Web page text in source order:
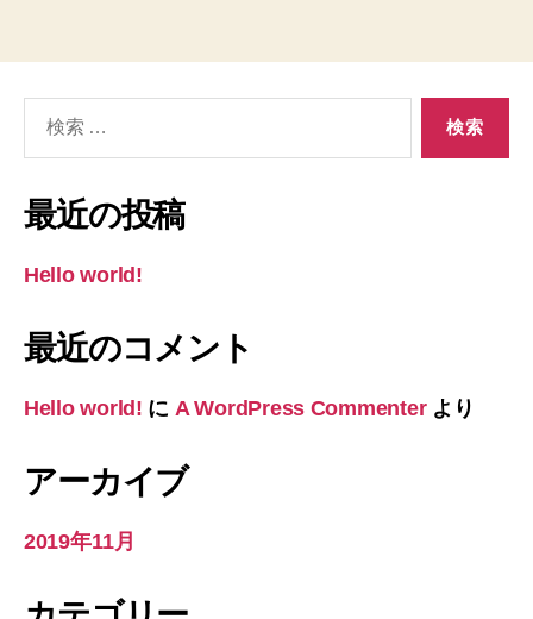
象:
最近の投稿
Hello world!
最近のコメント
Hello world! に A WordPress Commenterより
アーカイブ
2019年11月